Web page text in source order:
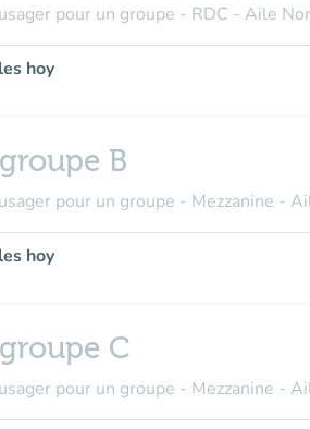
pour un groupe - RDC - Aile
hoy
B
pour un groupe - Mezzanine -
hoy
C
pour un groupe - Mezzanine -